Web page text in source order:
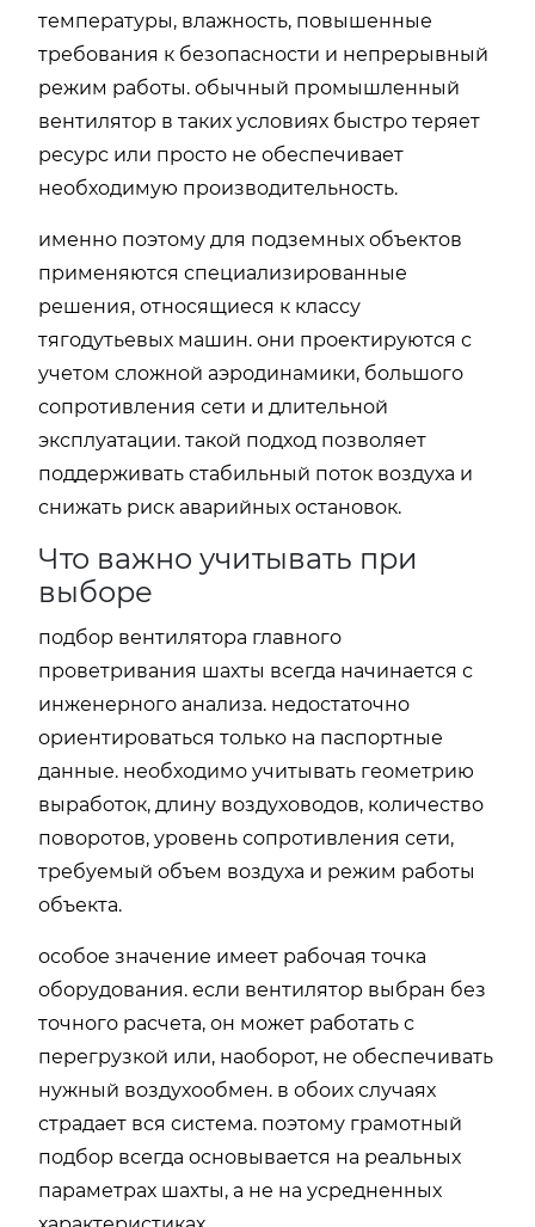
температуры, влажность, повышенные
требования к безопасности и непрерывный
режим работы. обычный промышленный
вентилятор в таких условиях быстро теряет
ресурс или просто не обеспечивает
необходимую производительность.
именно поэтому для подземных объектов
применяются специализированные
решения, относящиеся к классу
тягодутьевых машин. они проектируются с
учетом сложной аэродинамики, большого
сопротивления сети и длительной
эксплуатации. такой подход позволяет
поддерживать стабильный поток воздуха и
снижать риск аварийных остановок.
Что важно учитывать при
выборе
подбор вентилятора главного
проветривания шахты всегда начинается с
инженерного анализа. недостаточно
ориентироваться только на паспортные
данные. необходимо учитывать геометрию
выработок, длину воздуховодов, количество
поворотов, уровень сопротивления сети,
требуемый объем воздуха и режим работы
объекта.
особое значение имеет рабочая точка
оборудования. если вентилятор выбран без
точного расчета, он может работать с
перегрузкой или, наоборот, не обеспечивать
нужный воздухообмен. в обоих случаях
страдает вся система. поэтому грамотный
подбор всегда основывается на реальных
параметрах шахты, а не на усредненных